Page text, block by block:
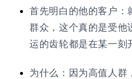
首先明白的他的客户：
群众，这个真的是受他
运的齿轮都是在某一刻
为什么：因为高值人群